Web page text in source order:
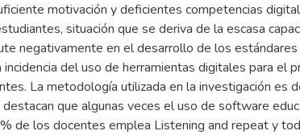
motivación y deficientes competencias
situación que se deriva de la escasa
negativamente en el desarrollo de los
del uso de herramientas digitales para el
La metodología utilizada en la investigación es
que algunas veces el uso de software
de los docentes emplea Listening and repeat y